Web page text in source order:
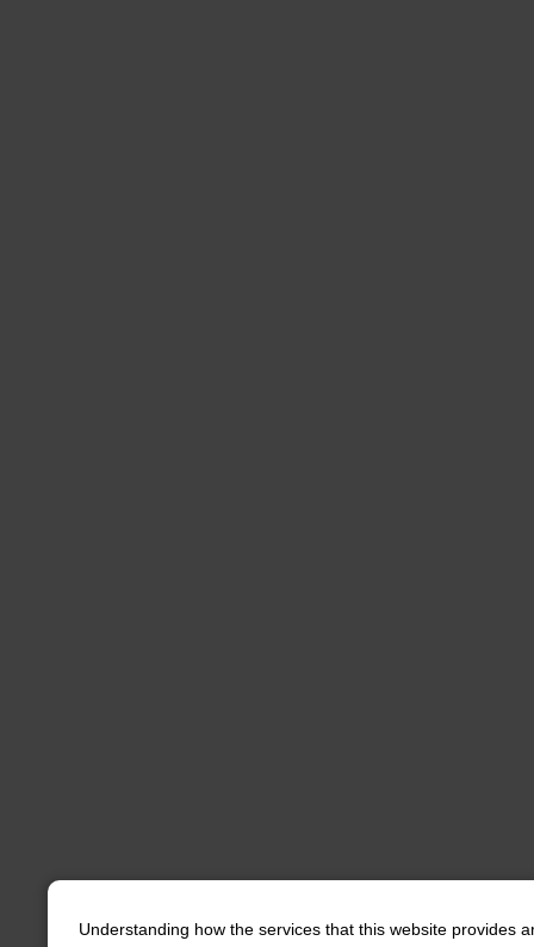
Understanding how the services that this website provides